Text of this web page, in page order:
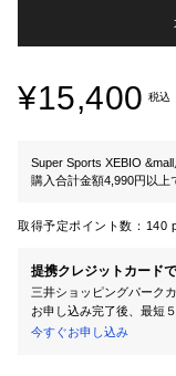
¥15,400 税込
Super Sports XEBIO &mall
購入合計金額4,990円以上
取得予定ポイント数： 140
提携クレジットカード
三井ショッピングパーク
お申し込み完了後、最短
今すぐお申し込み